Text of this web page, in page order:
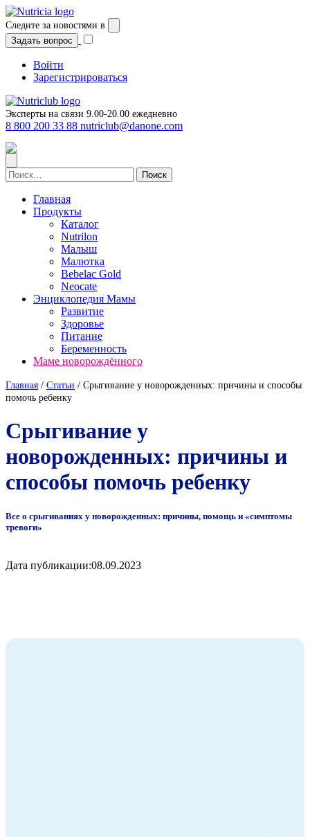
Перейти
к
содержимому
Следите за новостями в
Задать вопрос
Войти
Зарегистрироваться
Эксперты на связи 9.00-20.00 ежедневно
8 800 200 33 88 nutriclub@danone.com
Найти:
Главная
Продукты
Каталог
Nutrilon
Малыш
Малютка
Bebelac Gold
Neocate
Энциклопедия Мамы
Развитие
Здоровье
Питание
Беременность
Маме новорождённого
Главная / Cтатьи / Срыгивание у новорожденных: причины и способы
помочь ребенку
Срыгивание у
новорожденных: причины и
способы помочь ребенку
Все о срыгиваниях у новорожденных: причины, помощь и «симптомы
тревоги»
Дата публикации:08.09.2023